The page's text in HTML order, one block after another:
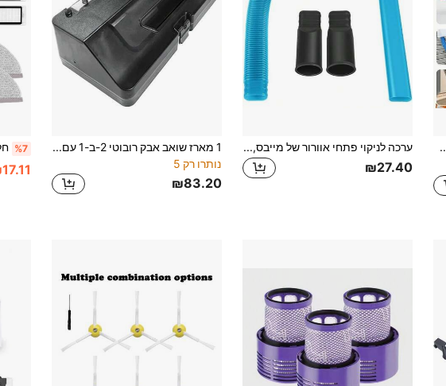
ערכה לניקוי פתחי אוורור בשואב, צינור שואב לפתחי אוורור של מייבש, מסיר סיבים
ערכה לניקוי פתחי אוורור של מייבס, צינור שואב גמיש שטוח באורך 80 ס"מ עם מתאמים 35 מ"מ ו-38 מ"מ, מסיר סיבים למייבס עבור רוב השואבים, מנקה צינור פליטה של מייבס לבטיחות מאש למקומות צפופים
₪27.40
1 מארז שואב אבק רובוטי 2-ב-1 עם מיכל מים ותא אבק, תואם ל- Mop/Mop Pro/Mop 2S S10 S12 T12 B106GL V2 SE STYJ02YM, 1 תא אבק, ערכת אביזרים חלופית לשואב אבק רובוטי, אביזרים לשואבי אבק רובוטיים
נותרו רק 5
₪83.20
%7